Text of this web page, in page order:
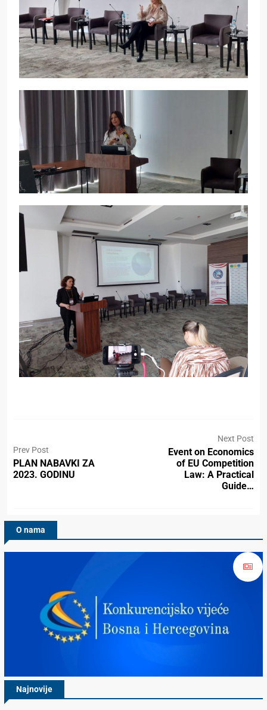
Prev Post
PLAN NABAVKI ZA
2023. GODINU
Next Post
Event on Economics
of EU Competition
Law: A Practical
Guide…
O nama
Najnovije